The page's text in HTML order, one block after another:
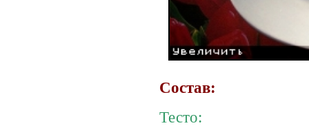
Состав:
Тесто: